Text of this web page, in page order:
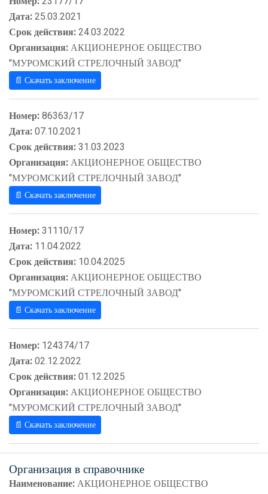
Дата:25.03.2021
Срок действия:24.03.2022
Организация:АКЦИОНЕРНОЕ ОБЩЕСТВО
"МУРОМСКИЙ СТРЕЛОЧНЫЙ ЗАВОД"
📄 Скачать заключение
Номер:86363/17
Дата:07.10.2021
Срок действия:31.03.2023
Организация:АКЦИОНЕРНОЕ ОБЩЕСТВО
"МУРОМСКИЙ СТРЕЛОЧНЫЙ ЗАВОД"
📄 Скачать заключение
Номер:31110/17
Дата: 11.04.2022
Срок действия: 10.04.2025
Организация:АКЦИОНЕРНОЕ ОБЩЕСТВО
"МУРОМСКИЙ СТРЕЛОЧНЫЙ ЗАВОД"
📄 Скачать заключение
Номер: 124374/17
Дата:02.12.2022
Срок действия:01.12.2025
Организация:АКЦИОНЕРНОЕ ОБЩЕСТВО
"МУРОМСКИЙ СТРЕЛОЧНЫЙ ЗАВОД"
📄 Скачать заключение
Организация в справочнике
Наименование:АКЦИОНЕРНОЕ ОБЩЕСТВО